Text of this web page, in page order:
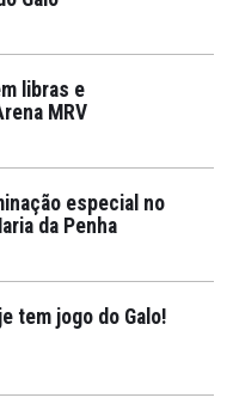
libras e
MRV
especial no
da Penha
tem jogo do Galo!